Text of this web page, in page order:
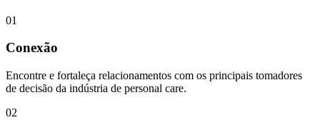
01
Conexão
Encontre e fortaleça relacionamentos com os principais tomadores
de decisão da indústria de personal care.
02